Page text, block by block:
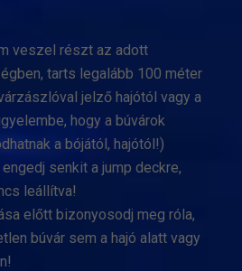
veszel részt az adott
tarts legalább 100 méter
jelző hajótól vagy a
hogy a búvárok
a bójától, hajótól!)
senkit a jump deckre,
leállítva!
előtt bizonyosodj meg róla,
búvár sem a hajó alatt vagy